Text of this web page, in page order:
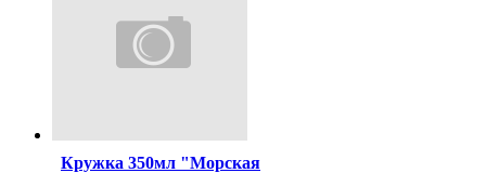
Кружка 350мл "Морская